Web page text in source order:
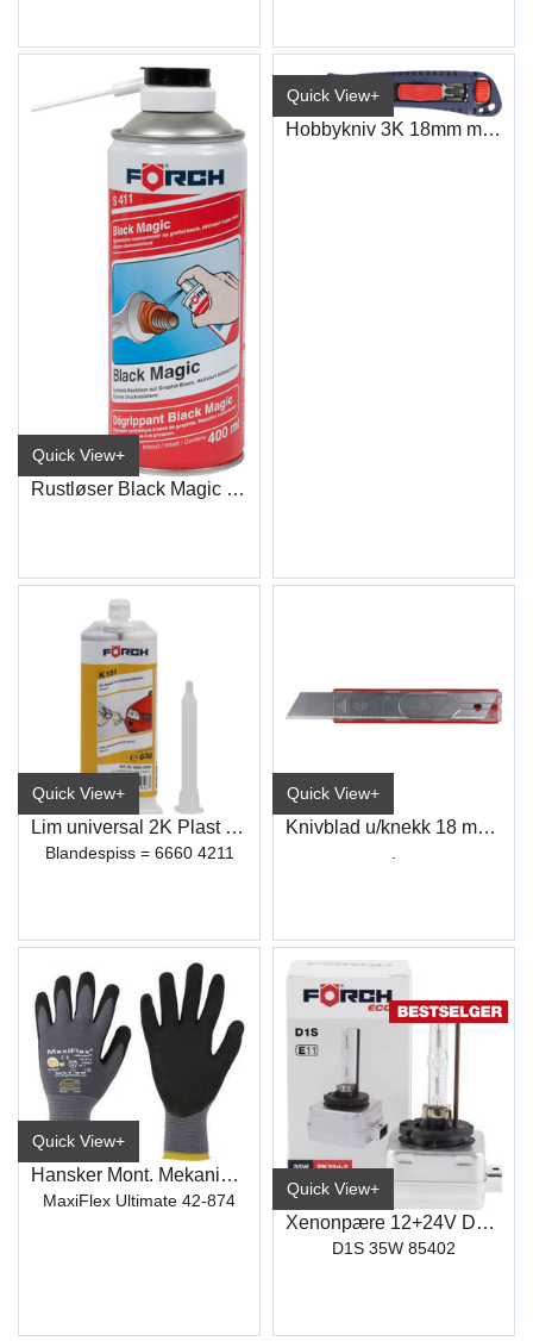
Quick View+
Rustløser Black Magic S411 400 ml
Quick View+
Hobbykniv 3K 18mm m/strammehjul
Quick View+
Lim universal 2K Plast Reparasjon K151
Blandespiss = 6660 4211
Quick View+
Knivblad u/knekk 18 mm (10)
Quick View+
Hansker Mont. Mekaniker Str.9
MaxiFlex Ultimate 42-874
Quick View+
Xenonpære 12+24V D1S 35W Eco
D1S 35W 85402